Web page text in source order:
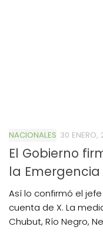
NACIONALES 30 ENERO,
El Gobierno
la
Así lo confirmó el
cuenta de X. La
Chubut, Río Negro,